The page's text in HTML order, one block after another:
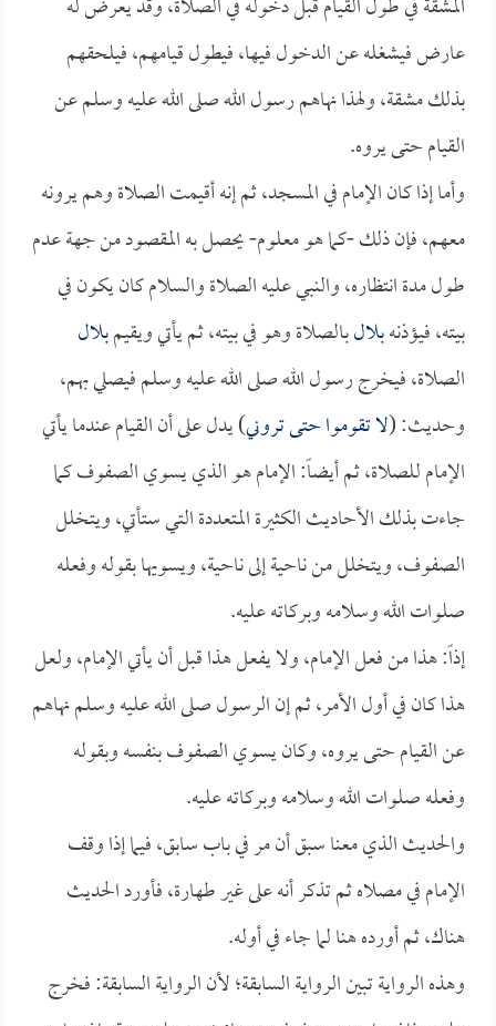
عارض فيشغله عن الدخول فيها، فيطول قيامهم، فيلحقهم
بذلك مشقة، ولهذا نهاهم رسول الله صلى الله عليه وسلم عن
القيام حتى يروه.
وأما إذا كان الإمام في المسجد، ثم إنه أقيمت الصلاة وهم يرونه
معهم، فإن ذلك -كما هو معلوم- يحصل به المقصود من جهة عدم
طول مدة انتظاره، والنبي عليه الصلاة والسلام كان يكون في
بيته، فيؤذنهبلالبالصلاة وهو في بيته، ثم يأتي ويقيمبلال
الصلاة، فيخرج رسول الله صلى الله عليه وسلم فيصلي بهم،
وحديث: (لا تقوموا حتى تروني) يدل على أن القيام عندما يأتي
الإمام للصلاة، ثم أيضاً: الإمام هو الذي يسوي الصفوف كما
جاءت بذلك الأحاديث الكثيرة المتعددة التي ستأتي، ويتخلل
الصفوف، ويتخلل من ناحية إلى ناحية، ويسويها بقوله وفعله
صلوات الله وسلامه وبركاته عليه.
إذاً: هذا من فعل الإمام، ولا يفعل هذا قبل أن يأتي الإمام، ولعل
هذا كان في أول الأمر، ثم إن الرسول صلى الله عليه وسلم نهاهم
عن القيام حتى يروه، وكان يسوي الصفوف بنفسه وبقوله
وفعله صلوات الله وسلامه وبركاته عليه.
والحديث الذي معنا سبق أن مر في باب سابق، فيما إذا وقف
الإمام في مصلاه ثم تذكر أنه على غير طهارة، فأورد الحديث
هناك، ثم أورده هنا لما جاء في أوله.
وهذه الرواية تبين الرواية السابقة؛ لأن الرواية السابقة: فخرج